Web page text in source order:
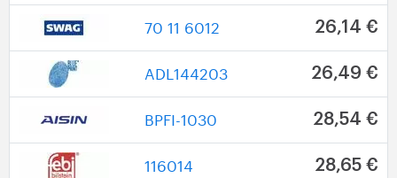
70 11 6012 26,14 €
ADL144203 26,49 €
BPFI-1030 28,54 €
116014 28,65 €